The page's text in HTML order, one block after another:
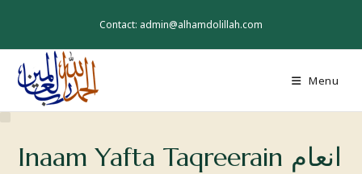
Contact: admin@alhamdolillah.com
Menu
Inaam Yafta Taqreerain انعام